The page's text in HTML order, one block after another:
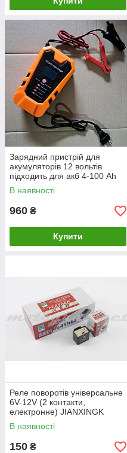
Зарядний пристрій для
акумуляторів 12 вольтів
підходить для акб 4-100 Ah
В наявності
960 ₴
Купити
Реле поворотів універсальне
6V-12V (2 контакти,
електронне) JIANXINGK
В наявності
150 ₴